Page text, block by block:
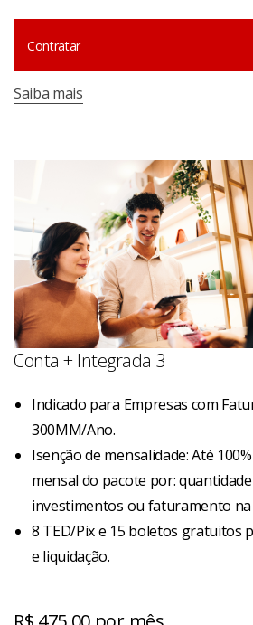
Contratar
Saiba mais
Conta + Integrada 3
Indicado para Empresas com
300MM/Ano.
Isenção de mensalidade: Até
mensal do pacote por:
investimentos ou faturamento na
8 TED/Pix e 15 boletos gratuitos
e liquidação.